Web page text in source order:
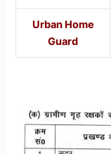
Urban Home
Guard